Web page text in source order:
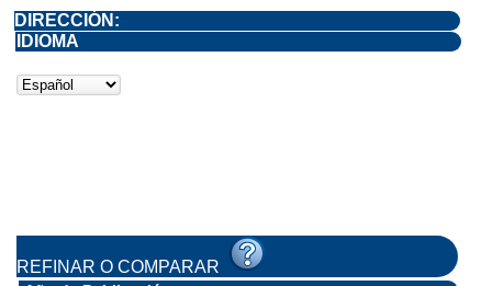
DIRECCIÓN:
IDIOMA
REFINAR O COMPARAR